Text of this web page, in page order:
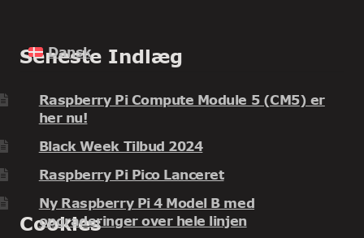
Dansk
Seneste Indlæg
Raspberry Pi Compute Module 5 (CM5) er
her nu!
Black Week Tilbud 2024
Raspberry Pi Pico Lanceret
Ny Raspberry Pi 4 Model B med
opgraderinger over hele linjen
Cookies